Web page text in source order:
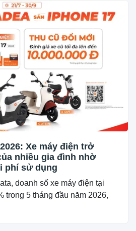
Xe máy điện trở
nhiều gia đình nhờ
phí sử dụng
doanh số xe máy điện tại
trong 5 tháng đầu năm 2026,